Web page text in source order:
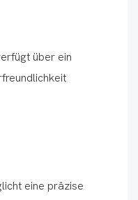
über ein
eine präzise